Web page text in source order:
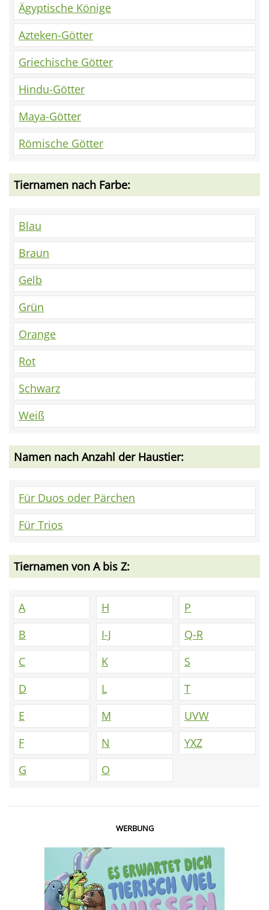
Ägyptische Könige
Azteken-Götter
Griechische Götter
Hindu-Götter
Maya-Götter
Römische Götter
Tiernamen nach Farbe:
Blau
Braun
Gelb
Grün
Orange
Rot
Schwarz
Weiß
Namen nach Anzahl der Haustier:
Für Duos oder Pärchen
Für Trios
Tiernamen von A bis Z:
A
B
C
D
E
F
G
H
I-J
K
L
M
N
O
P
Q-R
S
T
UVW
YXZ
WERBUNG